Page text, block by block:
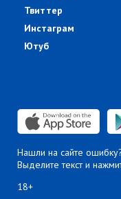
Твиттер
Инстаграм
Ютуб
Нашли на сайте
Выделите текст и
18+